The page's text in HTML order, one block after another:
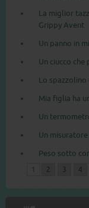
La miglior
Grippy Avent
Un panno in
Un ciucco
Lo
Mia figlia ha
Un
Un
Peso sotto
1 2 3 4